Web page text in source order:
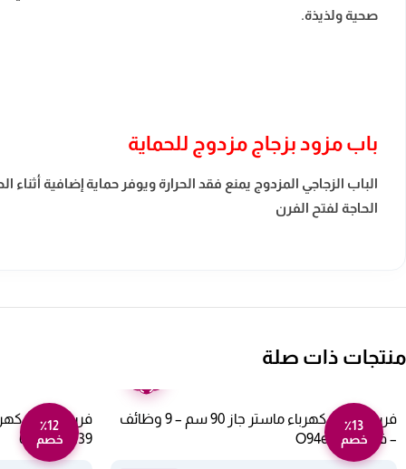
صحية ولذيذة.
باب مزود بزجاج مزدوج للحماية
الباب الزجاجي المزدوج يمنع فقد الحرارة ويوفر حماية إضافية
الحاجة لفتح الفرن
منتجات ذات صلة
٪13
خصم
فرن بلت ان كهرباء ماستر جاز 90 سم – 9 وظائف
– فضي O94e9dx
٪12
خصم
65dae40139